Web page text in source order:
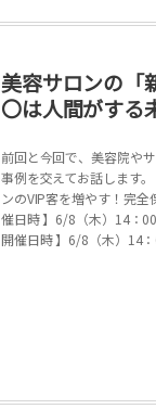
美容サロンの
〇は人間がする
前回と今回で、美容院や
事例を交えてお話します
ンのVIP客を増やす！完
催日時 】6/8（木）14：
開催日時 】6/8（木）14